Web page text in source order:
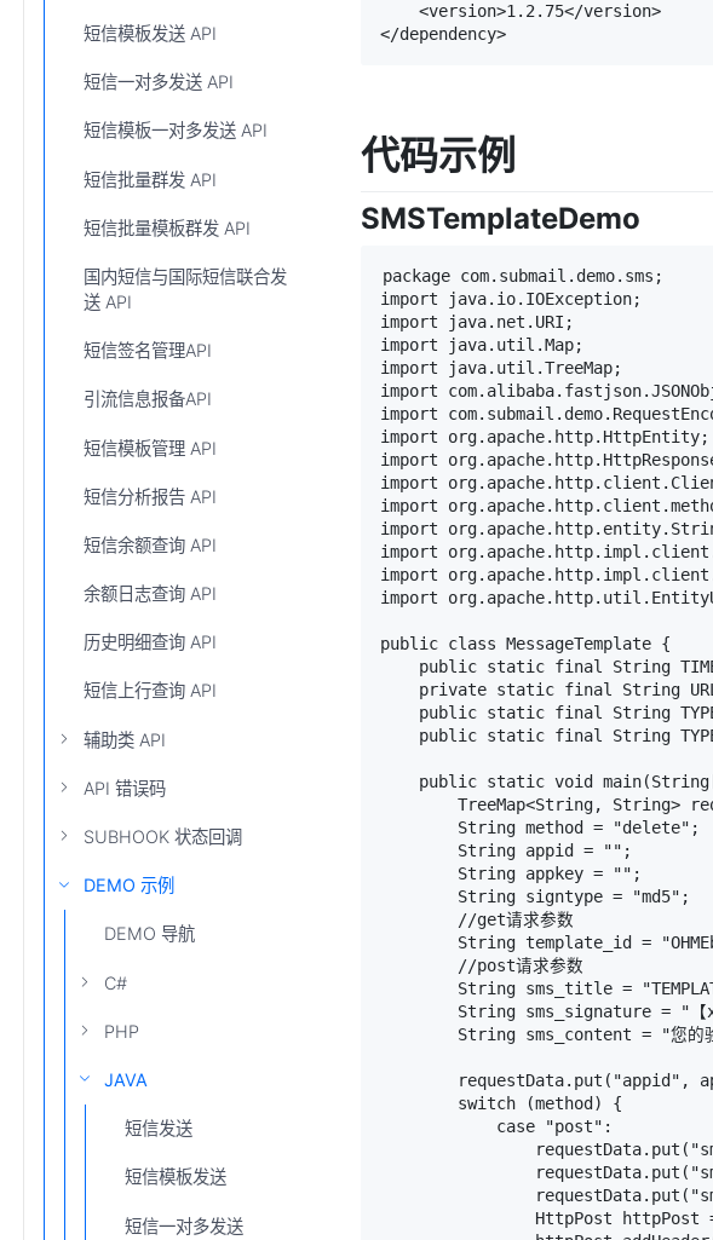
短信模板发送 API
短信一对多发送 API
短信模板一对多发送 API
短信批量群发 API
短信批量模板群发 API
国内短信与国际短信联合发
送 API
短信签名管理API
引流信息报备API
短信模板管理 API
短信分析报告 API
短信余额查询 API
余额日志查询 API
历史明细查询 API
短信上行查询 API
辅助类 API
API 错误码
SUBHOOK 状态回调
DEMO 示例
DEMO 导航
C#
PHP
JAVA
短信发送
短信模板发送
短信一对多发送
    <version>1.2.75</version>
</dependency>
代码示例
SMSTemplateDemo
package com.submail.demo.sms;
import java.io.IOException;
import java.net.URI;
import java.util.Map;
import java.util.TreeMap;
import
import
import org.apache.http.HttpEntity;
import
import
import
import
import
import
import
public class MessageTemplate {
public static final String
private static final String
public static final String
public static final String
public static void
TreeMap<String, String>
String method = "delete";
        String appid = "";
        String appkey = "";
String signtype = "md5";
        //get请求参数
String template_id =
        //post请求参数
String sms_title =
String sms_signature = "【
String sms_content = "您的
requestData.put("appid",
        switch (method) {
            case "post":
HttpPost httpPost